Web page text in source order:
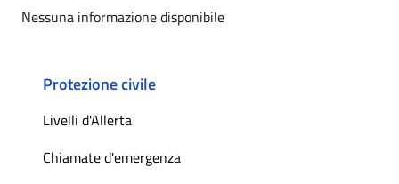
Nessuna informazione disponibile
Protezione civile
Livelli d'Allerta
Chiamate d'emergenza